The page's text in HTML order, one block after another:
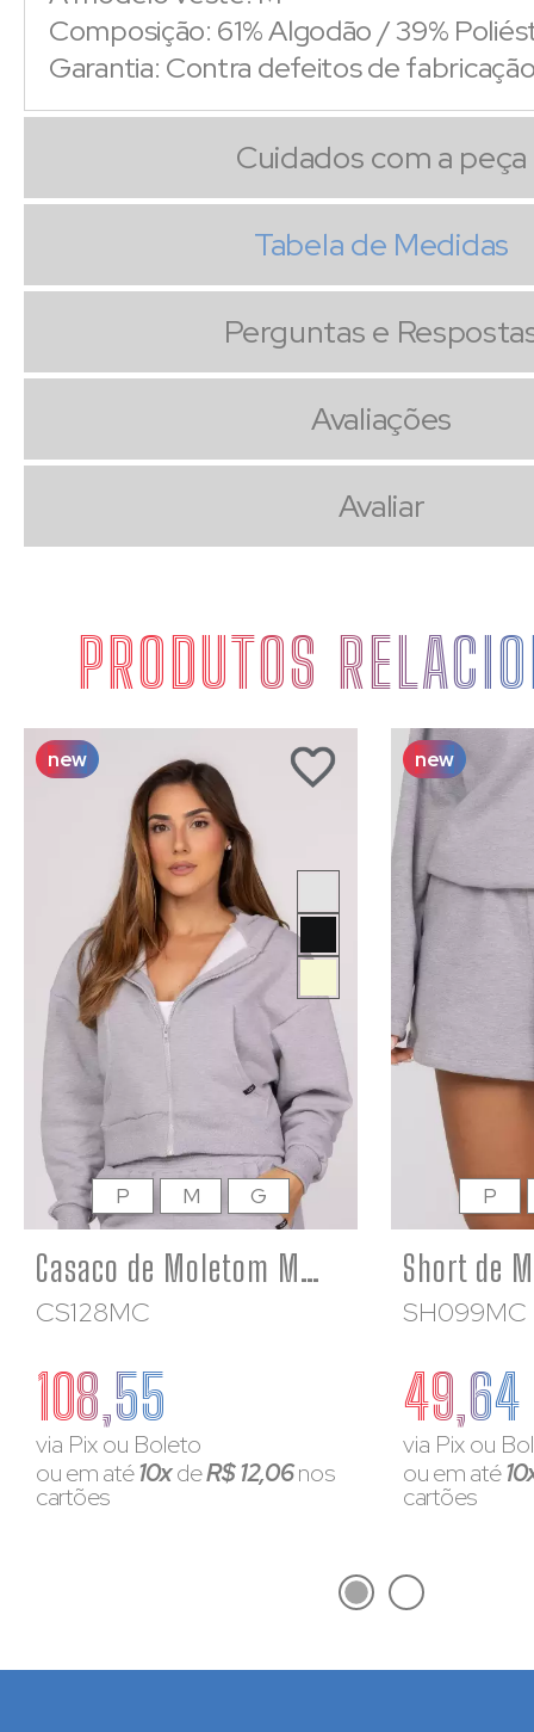
Composição: 61% Algodão / 39%
Garantia: Contra defeitos de
Cuidados com a peça
Tabela de Medidas
Perguntas e
Avaliações
Avaliar
PRODUTOS
new
Casaco de Moletom Mescla Feminino Zíper Destacável Bolso Canguru
CS128MC
108,55
via Pix ou Boleto
ou em até10xdeR$ 12,06nos
cartões
P M G
new
SH099MC
49,64
via Pix ou
ou em até
cartões
P